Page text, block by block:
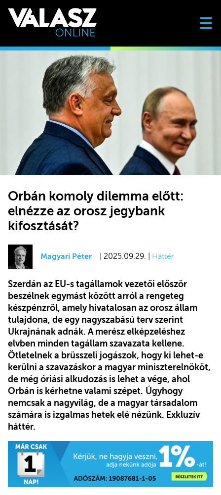
☰
Orbán komoly dilemma előtt:
elnézze az orosz jegybank
kifosztását?
Magyari Péter | 2025.09.29. | Háttér
Szerdán az EU-s tagállamok vezetői először
beszélnek egymást között arról a rengeteg
készpénzről, amely hivatalosan az orosz állam
tulajdona, de egy nagyszabású terv szerint
Ukrajnának adnák. A merész elképzeléshez
elvben minden tagállam szavazata kellene.
Ötletelnek a brüsszeli jogászok, hogy ki lehet-e
kerülni a szavazáskor a magyar miniszterelnököt,
de még óriási alkudozás is lehet a vége, ahol
Orbán is kérhetne valami szépet. Úgyhogy
nemcsak a nagyvilág, de a magyar társadalom
számára is izgalmas hetek elé nézünk. Exkluzív
háttér.